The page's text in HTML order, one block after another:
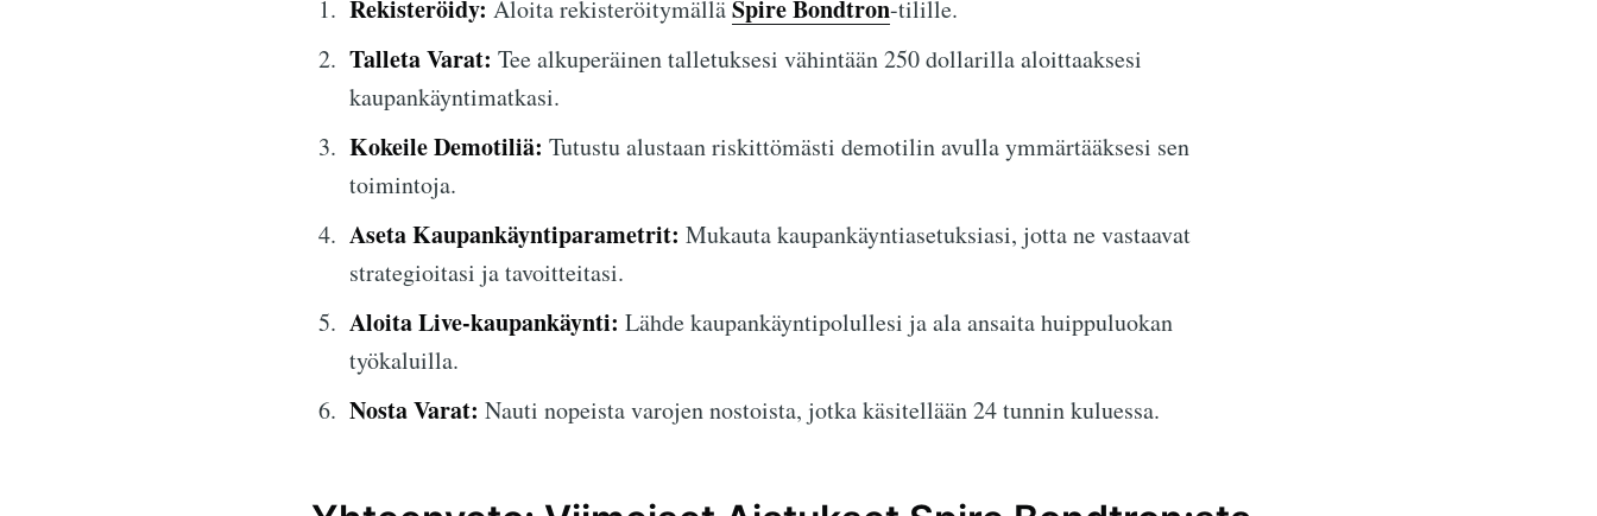
Rekisteröidy: Aloita rekisteröitymälläSpire Bondtron-tilille.
Talleta Varat: Tee alkuperäinen talletuksesi vähintään 250 dollarilla aloittaaksesi
kaupankäyntimatkasi.
Kokeile Demotiliä: Tutustu alustaan riskittömästi demotilin avulla ymmärtääksesi sen
toimintoja.
Aseta Kaupankäyntiparametrit: Mukauta kaupankäyntiasetuksiasi, jotta ne vastaavat
strategioitasi ja tavoitteitasi.
Aloita Live-kaupankäynti: Lähde kaupankäyntipolullesi ja ala ansaita huippuluokan
työkaluilla.
Nosta Varat: Nauti nopeista varojen nostoista, jotka käsitellään 24 tunnin kuluessa.